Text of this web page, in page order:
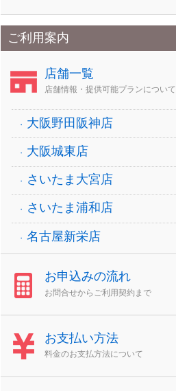
ご利用案内
店舗一覧
店舗情報・提供可能プランについて
大阪野田阪神店
大阪城東店
さいたま大宮店
さいたま浦和店
名古屋新栄店
お申込みの流れ
お問合せからご利用契約まで
お支払い方法
料金のお支払方法について